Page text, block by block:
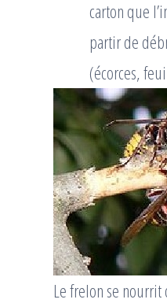
carton que
partir de
(écorces,
Le frelon se